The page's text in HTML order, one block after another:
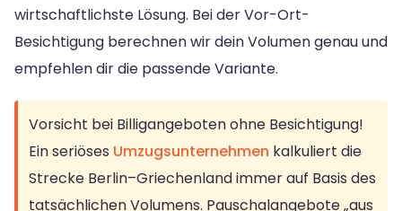
wirtschaftlichste Lösung. Bei der Vor-Ort-
Besichtigung berechnen wir dein Volumen genau und
empfehlen dir die passende Variante.
Vorsicht bei Billigangeboten ohne Besichtigung!
Ein seriöses Umzugsunternehmen kalkuliert die
Strecke Berlin–Griechenland immer auf Basis des
tatsächlichen Volumens. Pauschalangebote „aus